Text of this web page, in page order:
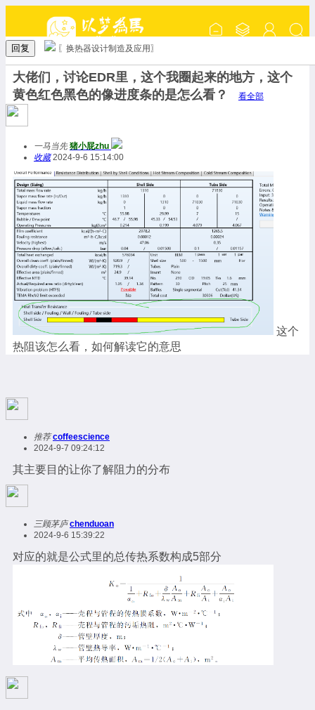
回复 〖换热器设计制造及应用〗
大佬们，讨论EDR里，这个我圈起来的地方，这个
黄色红色黑色的像进度条的是怎么看？
看全部
一马当先 猪小屁zhu
收藏2024-9-6 15:14:00
这个
热阻该怎么看，如何解读它的意思
推荐coffeescience
2024-9-7 09:24:12
其主要目的让你了解阻力的分布
三顾茅庐 chenduoan
2024-9-6 15:39:22
对应的就是公式里的总传热系数构成5部分